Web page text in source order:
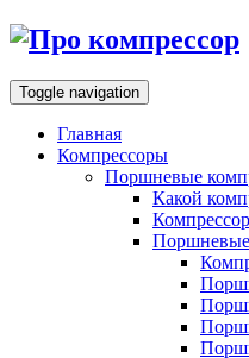
Toggle navigation
Главная
Компрессоры
Поршневые
Какой
Поршневые